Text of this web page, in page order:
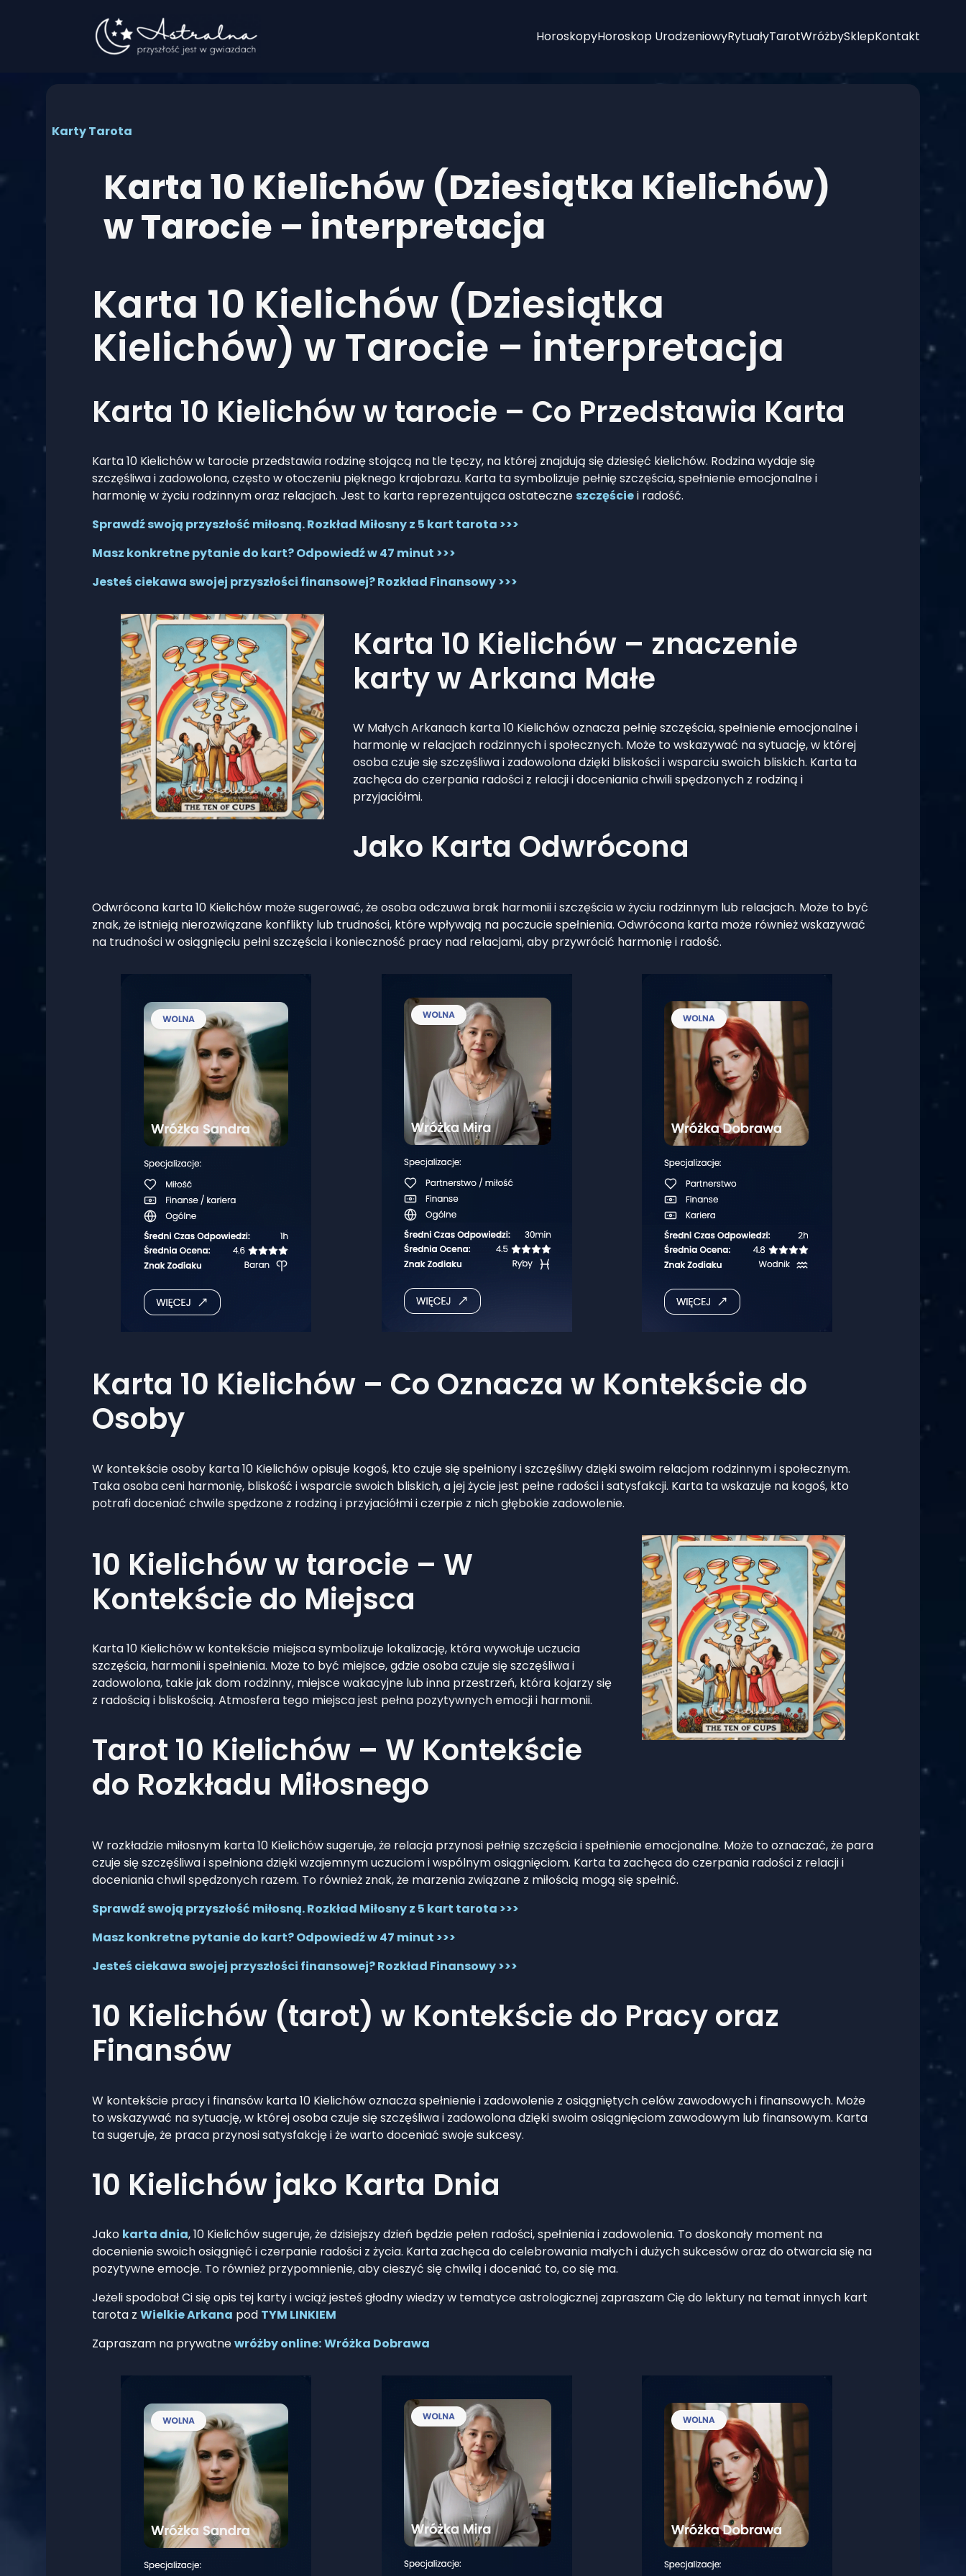
HoroskopyHoroskop UrodzeniowyRytuałyTarotWróżbySklepKontakt
Karty Tarota
Karta 10 Kielichów (Dziesiątka Kielichów)
w Tarocie – interpretacja
Karta 10 Kielichów (Dziesiątka
Kielichów) w Tarocie – interpretacja
Karta 10 Kielichów w tarocie – Co Przedstawia Karta
Karta 10 Kielichów w tarocie przedstawia rodzinę stojącą na tle tęczy, na której znajdują się dziesięć kielichów. Rodzina wydaje się
szczęśliwa i zadowolona, często w otoczeniu pięknego krajobrazu. Karta ta symbolizuje pełnię szczęścia, spełnienie emocjonalne i
harmonię w życiu rodzinnym oraz relacjach. Jest to karta reprezentująca ostateczne szczęściei radość.
Sprawdź swoją przyszłość miłosną. Rozkład Miłosny z 5 kart tarota >>>
Masz konkretne pytanie do kart? Odpowiedź w 47 minut >>>
Jesteś ciekawa swojej przyszłości finansowej? Rozkład Finansowy >>>
Karta 10 Kielichów – znaczenie
karty w Arkana Małe
W Małych Arkanach karta 10 Kielichów oznacza pełnię szczęścia, spełnienie emocjonalne i
harmonię w relacjach rodzinnych i społecznych. Może to wskazywać na sytuację, w której
osoba czuje się szczęśliwa i zadowolona dzięki bliskości i wsparciu swoich bliskich. Karta ta
zachęca do czerpania radości z relacji i doceniania chwili spędzonych z rodziną i
przyjaciółmi.
Jako Karta Odwrócona
Odwrócona karta 10 Kielichów może sugerować, że osoba odczuwa brak harmonii i szczęścia w życiu rodzinnym lub relacjach. Może to być
znak, że istnieją nierozwiązane konflikty lub trudności, które wpływają na poczucie spełnienia. Odwrócona karta może również wskazywać
na trudności w osiągnięciu pełni szczęścia i konieczność pracy nad relacjami, aby przywrócić harmonię i radość.
Karta 10 Kielichów – Co Oznacza w Kontekście do
Osoby
W kontekście osoby karta 10 Kielichów opisuje kogoś, kto czuje się spełniony i szczęśliwy dzięki swoim relacjom rodzinnym i społecznym.
Taka osoba ceni harmonię, bliskość i wsparcie swoich bliskich, a jej życie jest pełne radości i satysfakcji. Karta ta wskazuje na kogoś, kto
potrafi doceniać chwile spędzone z rodziną i przyjaciółmi i czerpie z nich głębokie zadowolenie.
10 Kielichów w tarocie – W
Kontekście do Miejsca
Karta 10 Kielichów w kontekście miejsca symbolizuje lokalizację, która wywołuje uczucia
szczęścia, harmonii i spełnienia. Może to być miejsce, gdzie osoba czuje się szczęśliwa i
zadowolona, takie jak dom rodzinny, miejsce wakacyjne lub inna przestrzeń, która kojarzy się
z radością i bliskością. Atmosfera tego miejsca jest pełna pozytywnych emocji i harmonii.
Tarot 10 Kielichów – W Kontekście
do Rozkładu Miłosnego
W rozkładzie miłosnym karta 10 Kielichów sugeruje, że relacja przynosi pełnię szczęścia i spełnienie emocjonalne. Może to oznaczać, że para
czuje się szczęśliwa i spełniona dzięki wzajemnym uczuciom i wspólnym osiągnięciom. Karta ta zachęca do czerpania radości z relacji i
doceniania chwil spędzonych razem. To również znak, że marzenia związane z miłością mogą się spełnić.
Sprawdź swoją przyszłość miłosną. Rozkład Miłosny z 5 kart tarota >>>
Masz konkretne pytanie do kart? Odpowiedź w 47 minut >>>
Jesteś ciekawa swojej przyszłości finansowej? Rozkład Finansowy >>>
10 Kielichów (tarot) w Kontekście do Pracy oraz
Finansów
W kontekście pracy i finansów karta 10 Kielichów oznacza spełnienie i zadowolenie z osiągniętych celów zawodowych i finansowych. Może
to wskazywać na sytuację, w której osoba czuje się szczęśliwa i zadowolona dzięki swoim osiągnięciom zawodowym lub finansowym. Karta
ta sugeruje, że praca przynosi satysfakcję i że warto doceniać swoje sukcesy.
10 Kielichów jako Karta Dnia
Jako karta dnia, 10 Kielichów sugeruje, że dzisiejszy dzień będzie pełen radości, spełnienia i zadowolenia. To doskonały moment na
docenienie swoich osiągnięć i czerpanie radości z życia. Karta zachęca do celebrowania małych i dużych sukcesów oraz do otwarcia się na
pozytywne emocje. To również przypomnienie, aby cieszyć się chwilą i doceniać to, co się ma.
Jeżeli spodobał Ci się opis tej karty i wciąż jesteś głodny wiedzy w tematyce astrologicznej zapraszam Cię do lektury na temat innych kart
tarota z Wielkie Arkana pod TYM LINKIEM
Zapraszam na prywatnewróżby online:Wróżka Dobrawa